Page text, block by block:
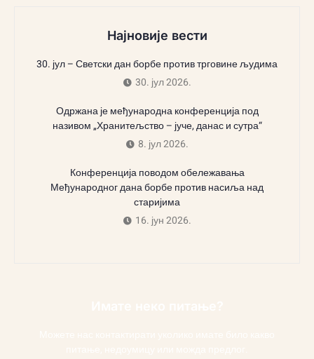
Најновије вести
30. јул – Светски дан борбе против трговине људима
30. јул 2026.
Одржана је међународна конференција под
називом „Хранитељство – јуче, данас и сутра“
8. јул 2026.
Конференција поводом обележавања
Међународног дана борбе против насиља над
старијима
16. јун 2026.